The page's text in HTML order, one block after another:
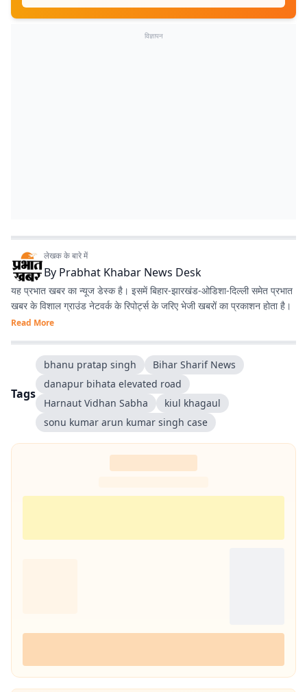
विज्ञापन
लेखक के बारे में
By Prabhat Khabar News Desk
यह प्रभात खबर का न्यूज डेस्क है। इसमें बिहार-झारखंड-ओडिशा-दिल्‍ली समेत प्रभात
खबर के विशाल ग्राउंड नेटवर्क के रिपोर्ट्स के जरिए भेजी खबरों का प्रकाशन होता है।
Read More
Tags
bhanu pratap singh
Bihar Sharif News
danapur bihata elevated road
Harnaut Vidhan Sabha
kiul khagaul
sonu kumar arun kumar singh case